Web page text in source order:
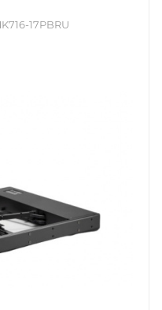
17PBRU